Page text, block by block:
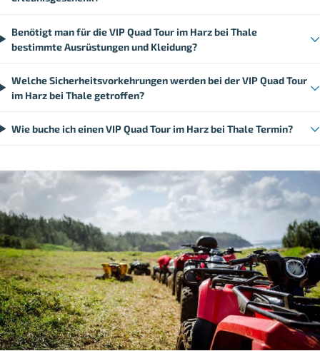
Benötigt man für die VIP Quad Tour im Harz bei Thale
bestimmte Ausrüstungen und Kleidung?
Welche Sicherheitsvorkehrungen werden bei der VIP Quad Tour
im Harz bei Thale getroffen?
Wie buche ich einen VIP Quad Tour im Harz bei Thale Termin?